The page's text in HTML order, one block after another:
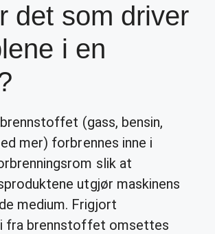
det som driver
i en
(gass, bensin,
mer) forbrennes inne i
slik at
utgjør maskinens
medium. Frigjort
fra brennstoffet omsettes